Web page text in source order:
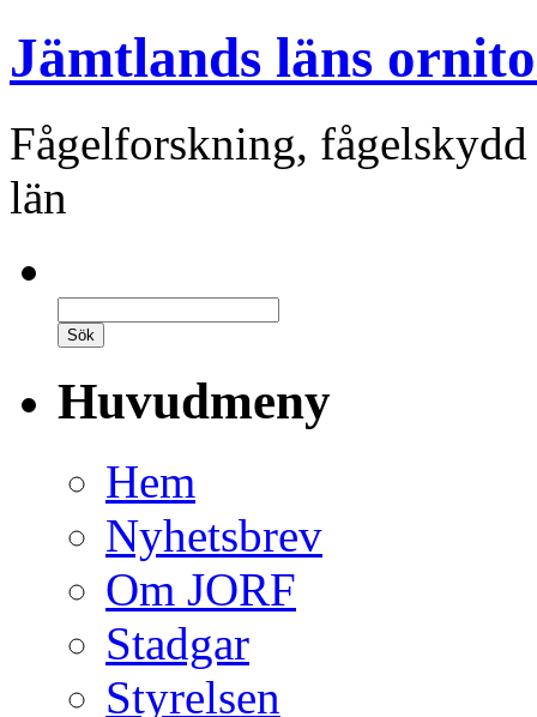
Jämtlands läns
Fågelforskning,
län
Huvudmeny
Hem
Nyhetsbrev
Om JORF
Stadgar
Styrelsen